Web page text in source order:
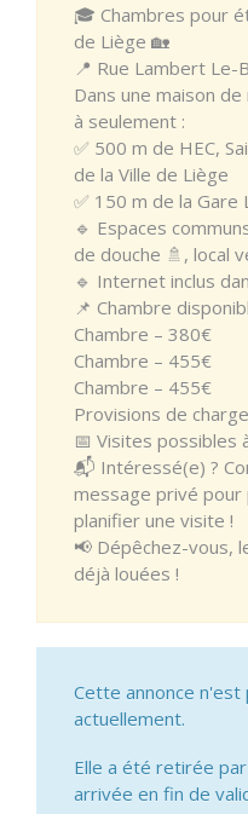
🎓 Chambres pour
de Liège 🏡
📍 Rue Lambert
Dans une maison
à seulement :
✅ 500 m de HEC,
de la Ville de Liège
✅ 150 m de la Gare
🔹 Espaces
de douche 🚿, local
🔹 Internet inclus
📌 Chambre
Chambre – 380€
Chambre – 455€
Chambre – 455€
Provisions de
📅 Visites possibles
📬 Intéressé(e) ?
message privé pour
planifier une visite !
📢 Dépêchez-vous,
déjà louées !
Cette annonce n'est
actuellement.
Elle a été retirée
arrivée en fin de